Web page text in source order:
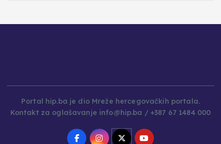
Portal hip.ba je dio Mreže hercegovačkih portala.
Kontakt za oglašavanje info@hip.ba / +387 67 1484 000